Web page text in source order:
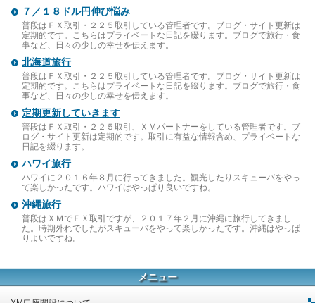
７／１８ドル円伸び悩み
普段はＦＸ取引・２２５取引している管理者です。ブログ・サイト更新は
定期的です。こちらはプライベートな日記を綴ります。ブログで旅行・食
事など、日々の少しの幸せを伝えます。
北海道旅行
普段はＦＸ取引・２２５取引している管理者です。ブログ・サイト更新は
定期的です。こちらはプライベートな日記を綴ります。ブログで旅行・食
事など、日々の少しの幸せを伝えます。
定期更新していきます
普段はＦＸ取引・２２５取引、ＸＭパートナーをしている管理者です。ブ
ログ・サイト更新は定期的です。取引に有益な情報含め、プライベートな
日記を綴ります。
ハワイ旅行
ハワイに２０１６年８月に行ってきました。観光したりスキューバをやっ
て楽しかったです。ハワイはやっぱり良いですね。
沖縄旅行
普段はＸＭでＦＸ取引ですが、２０１７年２月に沖縄に旅行してきまし
た。時期外れでしたがスキューバをやって楽しかったです。沖縄はやっぱ
りよいですね。
メニュー